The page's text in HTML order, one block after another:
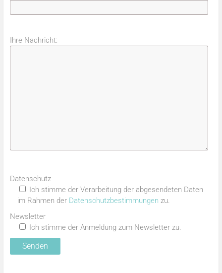
Ihre Nachricht:
Datenschutz
Ich stimme der Verarbeitung der abgesendeten Daten
im Rahmen der Datenschutzbestimmungen zu.
Newsletter
Ich stimme der Anmeldung zum Newsletter zu.